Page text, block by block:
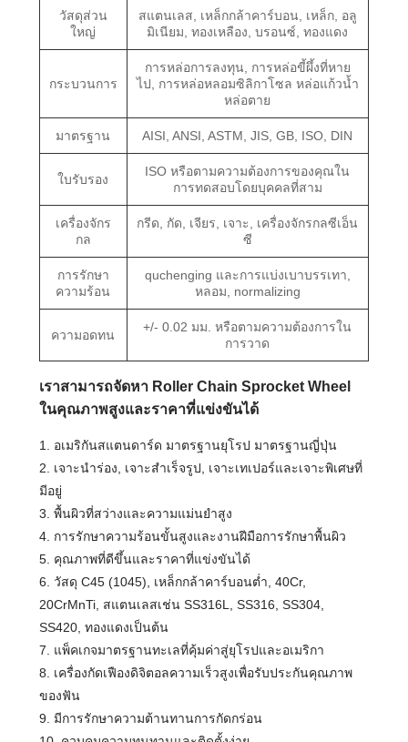
วัสดุส่วน
ใหญ่
สแตนเลส, เหล็กกล้าคาร์บอน, เหล็ก, อลู
มิเนียม, ทองเหลือง, บรอนซ์, ทองแดง
กระบวนการ
การหล่อการลงทุน, การหล่อขี้ผึ้งที่หาย
ไป, การหล่อหลอมซิลิกาโซล หล่อแก้วน้ำ
หล่อตาย
มาตรฐาน AISI, ANSI, ASTM, JIS, GB, ISO, DIN
ใบรับรอง
ISO หรือตามความต้องการของคุณใน
การทดสอบโดยบุคคลที่สาม
เครื่องจักร
กล
กรีด, กัด, เจียร, เจาะ, เครื่องจักรกลซีเอ็น
ซี
การรักษา
ความร้อน
quchenging และการแบ่งเบาบรรเทา,
หลอม, normalizing
ความอดทน
+/- 0.02 มม. หรือตามความต้องการใน
การวาด
เราสามารถจัดหา Roller Chain Sprocket Wheel
ในคุณภาพสูงและราคาที่แข่งขันได้
1. อเมริกันสแตนดาร์ด มาตรฐานยุโรป มาตรฐานญี่ปุ่น
2. เจาะนำร่อง, เจาะสำเร็จรูป, เจาะเทเปอร์และเจาะพิเศษที่
มีอยู่
3. พื้นผิวที่สว่างและความแม่นยำสูง
4. การรักษาความร้อนขั้นสูงและงานฝีมือการรักษาพื้นผิว
5. คุณภาพที่ดีขึ้นและราคาที่แข่งขันได้
6. วัสดุ C45 (1045), เหล็กกล้าคาร์บอนต่ำ, 40Cr,
20CrMnTi, สแตนเลสเช่น SS316L, SS316, SS304,
SS420, ทองแดงเป็นต้น
7. แพ็คเกจมาตรฐานทะเลที่คุ้มค่าสู่ยุโรปและอเมริกา
8. เครื่องกัดเฟืองดิจิตอลความเร็วสูงเพื่อรับประกันคุณภาพ
ของฟัน
9. มีการรักษาความต้านทานการกัดกร่อน